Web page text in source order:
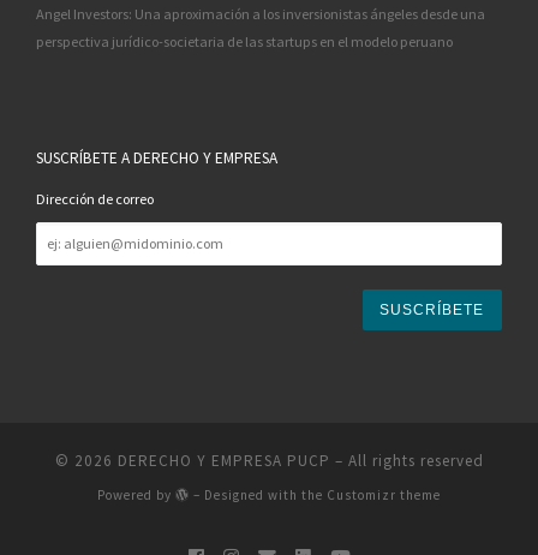
Angel Investors: Una aproximación a los inversionistas ángeles desde una
perspectiva jurídico-societaria de las startups en el modelo peruano
SUSCRÍBETE A DERECHO Y EMPRESA
Dirección de correo
de
correo
© 2026 DERECHO Y EMPRESA PUCP – All rights reserved
Powered by – Designed with the Customizr theme